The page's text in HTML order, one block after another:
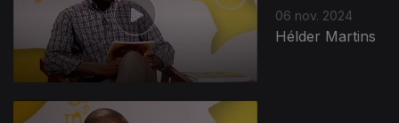
06 nov. 2024
Hélder Martins